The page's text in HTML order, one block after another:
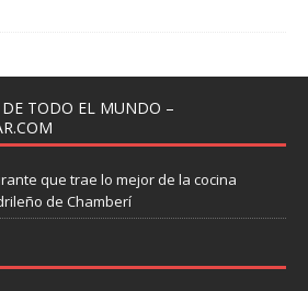
DE TODO EL MUNDO –
que trae lo mejor de la cocina
de Chamberí